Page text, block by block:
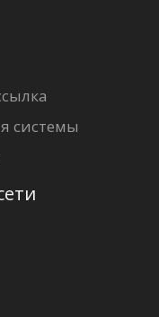
системы